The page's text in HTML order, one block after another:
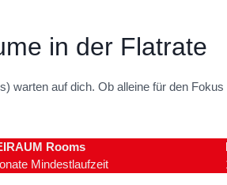
in der Flatrate
auf dich. Ob alleine für den
Rooms
Mindestlaufzeit